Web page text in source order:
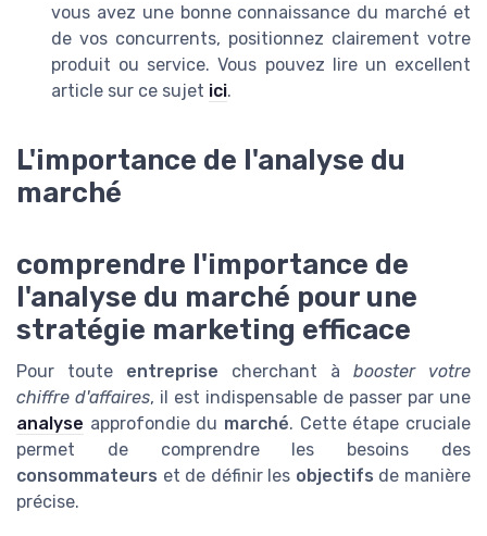
vous avez une bonne connaissance du marché et
de vos concurrents, positionnez clairement votre
produit ou service. Vous pouvez lire un excellent
article sur ce sujet ici.
L'importance de l'analyse du
marché
comprendre l'importance de
l'analyse du marché pour une
stratégie marketing efficace
Pour toute entreprise cherchant à booster votre
chiffre d'affaires, il est indispensable de passer par une
analyse approfondie du marché. Cette étape cruciale
permet de comprendre les besoins des
consommateurs et de définir les objectifs de manière
précise.